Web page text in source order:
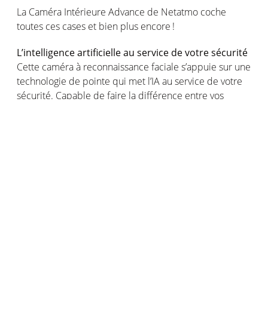
La Caméra Intérieure Advance de Netatmo coche
toutes ces cases et bien plus encore !
L’intelligenceartificielleau service devotresécurité
Cette caméraà reconnaissance faciale s’appuie sur une
technologie de pointe qui met l’IAau service de votre
sécurité. Capable de faire la différence entre vos